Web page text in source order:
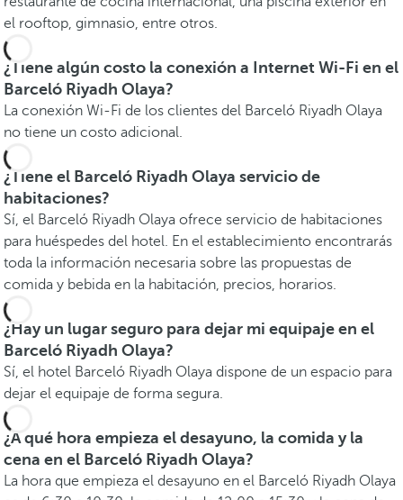
el rooftop, gimnasio, entre otros.
¿Tiene algún costo la conexión a Internet Wi-Fi en el
Barceló Riyadh Olaya?
La conexión Wi-Fi de los clientes del Barceló Riyadh Olaya
no tiene un costo adicional.
¿Tiene el Barceló Riyadh Olaya servicio de
habitaciones?
Sí, el Barceló Riyadh Olaya ofrece servicio de habitaciones
para huéspedes del hotel. En el establecimiento encontrarás
toda la información necesaria sobre las propuestas de
comida y bebida en la habitación, precios, horarios.
¿Hay un lugar seguro para dejar mi equipaje en el
Barceló Riyadh Olaya?
Sí, el hotel Barceló Riyadh Olaya dispone de un espacio para
dejar el equipaje de forma segura.
¿A qué hora empieza el desayuno, la comida y la
cena en el Barceló Riyadh Olaya?
La hora que empieza el desayuno en el Barceló Riyadh Olaya